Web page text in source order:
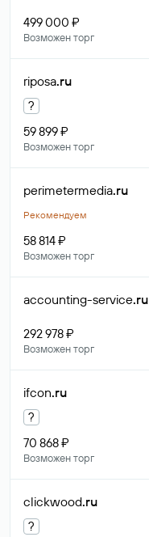
499 000 ₽
Возможен торг
riposa.ru
?
59 899 ₽
Возможен торг
perimetermedia.ru
Рекомендуем
58 814 ₽
Возможен торг
accounting-service.ru
292 978 ₽
Возможен торг
ifcon.ru
?
70 868 ₽
Возможен торг
clickwood.ru
?